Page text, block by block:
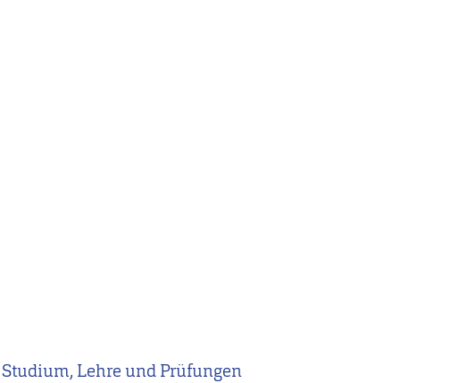
Lehre und Prüfungen